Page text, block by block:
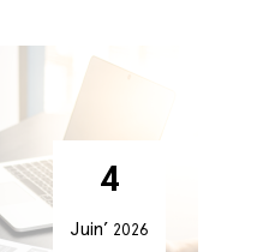
4
Juin’ 2026